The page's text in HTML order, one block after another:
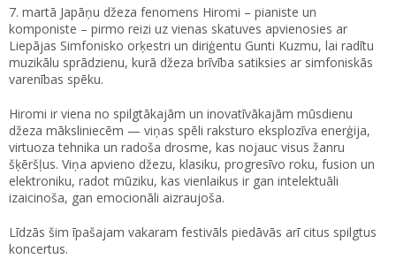
7. martā Japāņu džeza fenomens Hiromi – pianiste un
komponiste – pirmo reizi uz vienas skatuves apvienosies ar
Liepājas Simfonisko orķestri un diriģentu Gunti Kuzmu, lai radītu
muzikālu sprādzienu, kurā džeza brīvība satiksies ar simfoniskās
varenības spēku.
Hiromi ir viena no spilgtākajām un inovatīvākajām mūsdienu
džeza māksliniecēm — viņas spēli raksturo eksplozīva enerģija,
virtuoza tehnika un radoša drosme, kas nojauc visus žanru
šķēršļus. Viņa apvieno džezu, klasiku, progresīvo roku, fusion un
elektroniku, radot mūziku, kas vienlaikus ir gan intelektuāli
izaicinoša, gan emocionāli aizraujoša.
Līdzās šim īpašajam vakaram festivāls piedāvās arī citus spilgtus
koncertus.